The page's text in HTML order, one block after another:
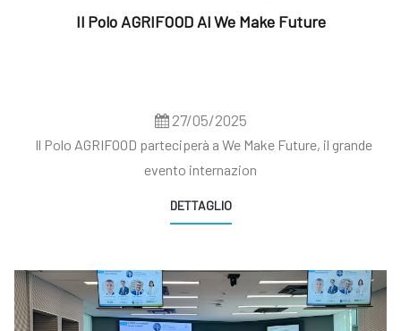
Il Polo AGRIFOOD Al We Make Future
27/05/2025
Il Polo AGRIFOOD parteciperà a We Make Future, il grande
evento internazion
DETTAGLIO